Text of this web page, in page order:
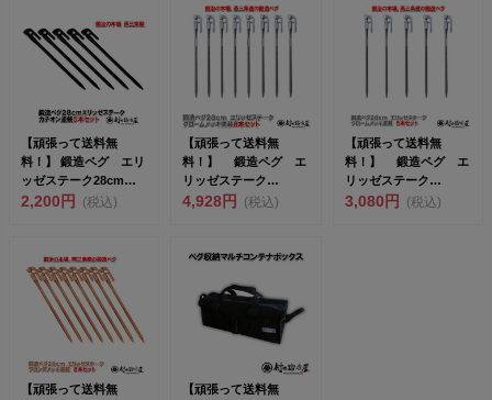
【頑張って送料無
料！】 鍛造ペグ エリ
ッゼステーク28cm 5
本セット［MK-280...
2,200円 (税込)
【頑張って送料無
料！】 鍛造ペグ エ
リッゼステーク
28cm 8本セット
4,928円 (税込)
【頑張って送料無
料！】 鍛造ペグ エ
リッゼステーク
28cm 5本セット
3,080円 (税込)
【頑張って送料無
【頑張って送料無